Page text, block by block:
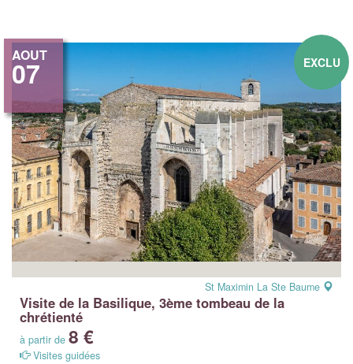
St Maximin La Ste Baume
Visite de la Basilique, 3ème tombeau de la
chrétienté
à partir de 8 €
Visites guidées
AOUT
07 EXCLU